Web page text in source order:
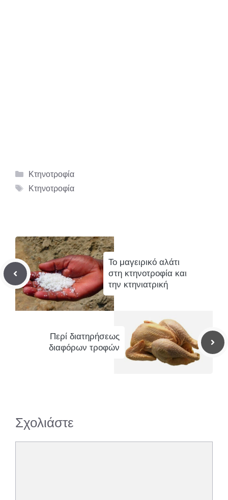
Κατηγορίες
Κτηνοτροφία
Ετικέτες
Κτηνοτροφία
Το μαγειρικό αλάτι
στη κτηνοτροφία και
την κτηνιατρική
Περί διατηρήσεως
διαφόρων τροφών
Σχολιάστε